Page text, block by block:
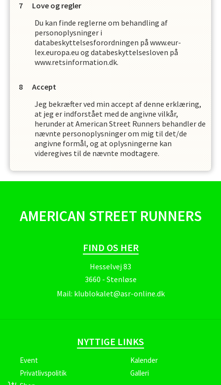
Love og regler
Du kan finde reglerne om behandling af
personoplysninger i
databeskyttelsesforordningen på www.eur-
lex.europa.eu og databeskyttelsesloven på
www.retsinformation.dk.
Accept
Jeg bekræfter ved min accept af denne erklæring,
at jeg er indforstået med de angivne vilkår,
herunder atAmerican Street Runners behandler de
nævnte personoplysninger om mig til det/de
angivne formål, og at oplysningerne kan
videregives til de nævnte modtagere.
AMERICAN STREET RUNNERS
FIND OS HER
Hesselvej 83
3660 - Stenløse
Mail: klublokalet@asr-online.dk
NYTTIGE LINKS
Event
Kalender
Privatlivspolitik
Galleri